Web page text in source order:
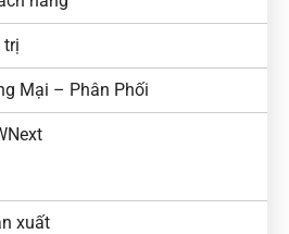
trị
Mại – Phân Phối
xuất